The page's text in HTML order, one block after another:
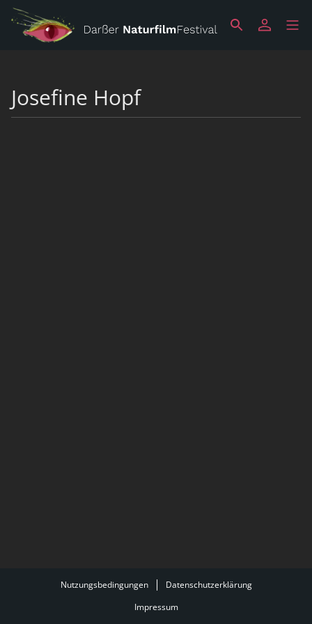
Josefine Hopf
Nutzungsbedingungen
Datenschutzerklärung
Impressum